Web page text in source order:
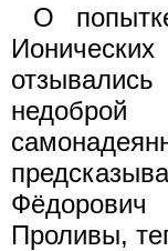
О
Проливы,